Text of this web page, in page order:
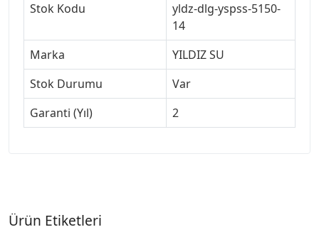
Stok Kodu
yldz-dlg-yspss-5150-
14
Marka
YILDIZ SU
Stok Durumu
Var
Garanti (Yıl)
2
Ürün Etiketleri